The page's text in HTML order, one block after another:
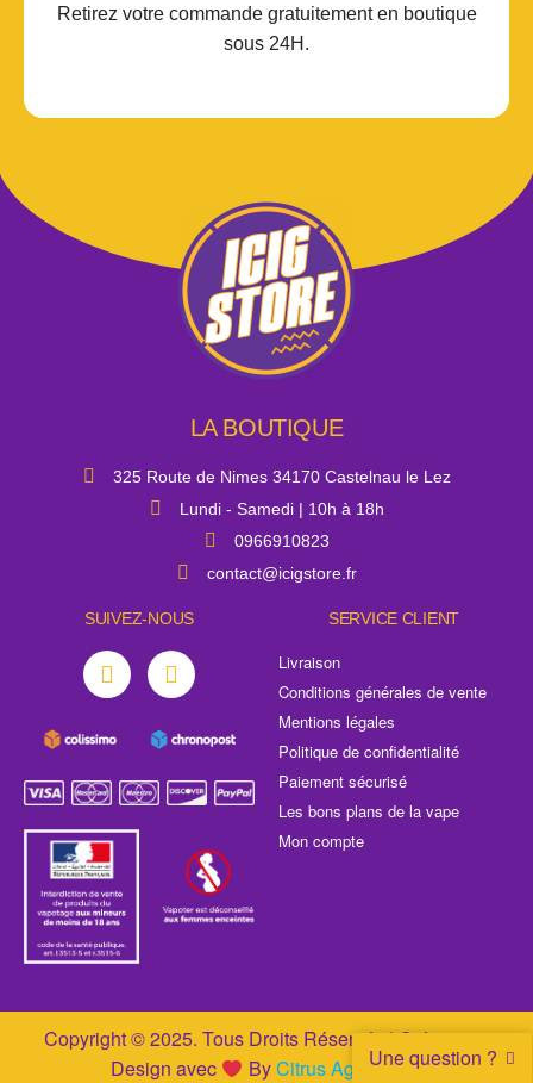
Retirez votre commande gratuitement en boutique
sous 24H.
LA BOUTIQUE
325 Route de Nimes 34170 Castelnau le Lez
Lundi - Samedi | 10h à 18h
0966910823
contact@icigstore.fr
SUIVEZ-NOUS SERVICE CLIENT
Livraison
Conditions générales de vente
Mentions légales
Politique de confidentialité
Paiement sécurisé
Les bons plans de la vape
Mon compte
Copyright © 2025. Tous Droits Réservés | Création &
Design avec
ByCitrus AgenceUne question ?